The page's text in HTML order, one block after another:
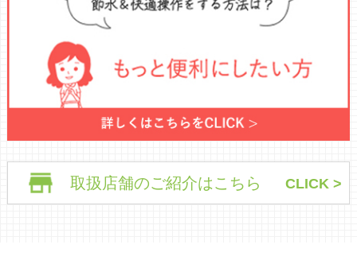
取扱店舗のご紹介はこちら CLICK >